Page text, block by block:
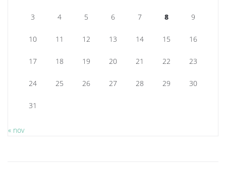
3 4 5 6 7 8 9
10 11 12 13 14 15 16
17 18 19 20 21 22 23
24 25 26 27 28 29 30
31
« nov